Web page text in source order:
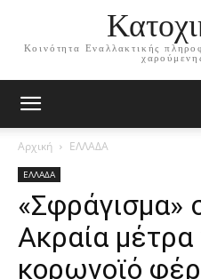
Κοινότητα Εναλλακτικής
Αρχική ΕΛΛΑΔΑ
ΕΛΛΑΔΑ
«Σφράγισμα»
Ακραία μέτρα
κορωνοϊό